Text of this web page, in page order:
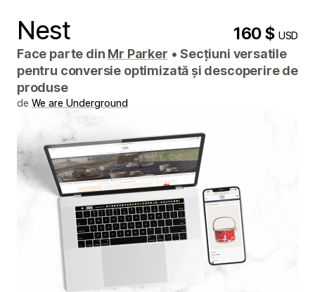
Nest 160 $USD
Face parte din Mr Parker • Secțiuni versatile
pentru conversie optimizată și descoperire de
produse
de We are Underground